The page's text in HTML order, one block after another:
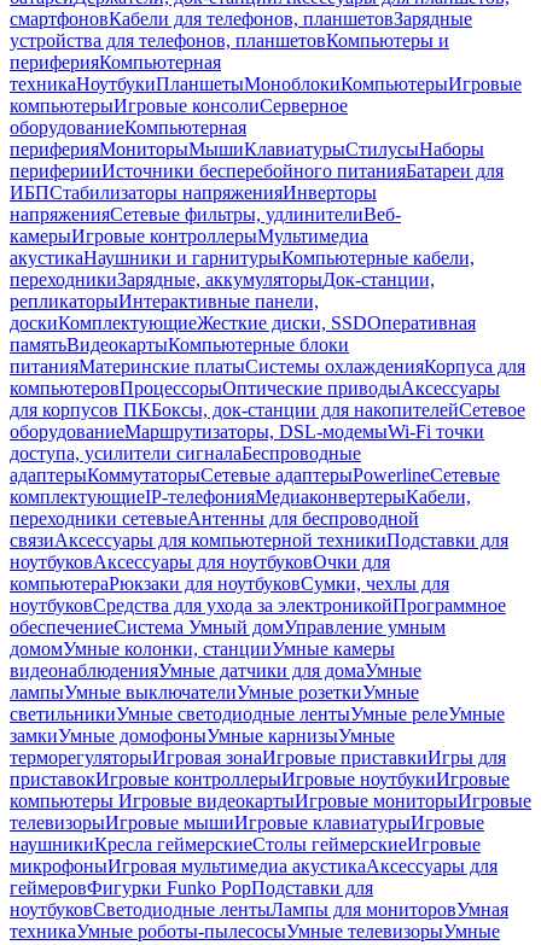
смартфоновКабели для телефонов, планшетовЗарядные
устройства для телефонов, планшетовКомпьютеры и
периферияКомпьютерная
техникаНоутбукиПланшетыМоноблокиКомпьютерыИгровые
компьютерыИгровые консолиСерверное
оборудованиеКомпьютерная
периферияМониторыМышиКлавиатурыСтилусыНаборы
периферииИсточники бесперебойного питанияБатареи для
ИБПСтабилизаторы напряженияИнверторы
напряженияСетевые фильтры, удлинителиВеб-
камерыИгровые контроллерыМультимедиа
акустикаНаушники и гарнитурыКомпьютерные кабели,
переходникиЗарядные, аккумуляторыДок-станции,
репликаторыИнтерактивные панели,
доскиКомплектующиеЖесткие диски, SSDОперативная
памятьВидеокартыКомпьютерные блоки
питанияМатеринские платыСистемы охлажденияКорпуса для
компьютеровПроцессорыОптические приводыАксессуары
для корпусов ПКБоксы, док-станции для накопителейСетевое
оборудованиеМаршрутизаторы, DSL-модемыWi-Fi точки
доступа, усилители сигналаБеспроводные
адаптерыКоммутаторыСетевые адаптерыPowerlineСетевые
комплектующиеIP-телефонияМедиаконвертерыКабели,
переходники сетевыеАнтенны для беспроводной
связиАксессуары для компьютерной техникиПодставки для
ноутбуковАксессуары для ноутбуковОчки для
компьютераРюкзаки для ноутбуковСумки, чехлы для
ноутбуковСредства для ухода за электроникойПрограммное
обеспечениеСистема Умный домУправление умным
домомУмные колонки, станцииУмные камеры
видеонаблюденияУмные датчики для домаУмные
лампыУмные выключателиУмные розеткиУмные
светильникиУмные светодиодные лентыУмные релеУмные
замкиУмные домофоныУмные карнизыУмные
терморегуляторыИгровая зонаИгровые приставкиИгры для
приставокИгровые контроллерыИгровые ноутбукиИгровые
компьютеры Игровые видеокартыИгровые мониторыИгровые
телевизорыИгровые мышиИгровые клавиатурыИгровые
наушникиКресла геймерскиеСтолы геймерскиеИгровые
микрофоныИгровая мультимедиа акустикаАксессуары для
геймеровФигурки Funko PopПодставки для
ноутбуковСветодиодные лентыЛампы для мониторовУмная
техникаУмные роботы-пылесосыУмные телевизорыУмные